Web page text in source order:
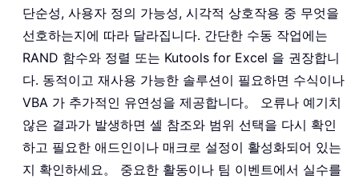
단순성, 사용자 정의 가능성, 시각적 상호작용 중 무엇을
선호하는지에 따라 달라집니다. 간단한 수동 작업에는
RAND 함수와 정렬 또는 Kutools for Excel 을 권장합니
다. 동적이고 재사용 가능한 솔루션이 필요하면 수식이나
VBA 가 추가적인 유연성을 제공합니다。 오류나 예기치
않은 결과가 발생하면 셀 참조와 범위 선택을 다시 확인
하고 필요한 애드인이나 매크로 설정이 활성화되어 있는
지 확인하세요。 중요한 활동이나 팀 이벤트에서 실수를